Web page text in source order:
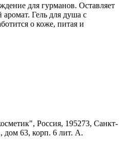
для гурманов. Оставляет
Гель для душа с
о коже, питая и
Россия, 195273, Санкт-
дом 63, корп. 6 лит. А.